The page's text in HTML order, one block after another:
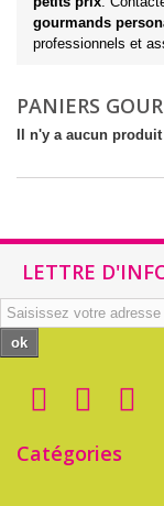
gourmands
professionnels et
PANIERS
Il n'y a aucun
LETTRE
ok
Catégories